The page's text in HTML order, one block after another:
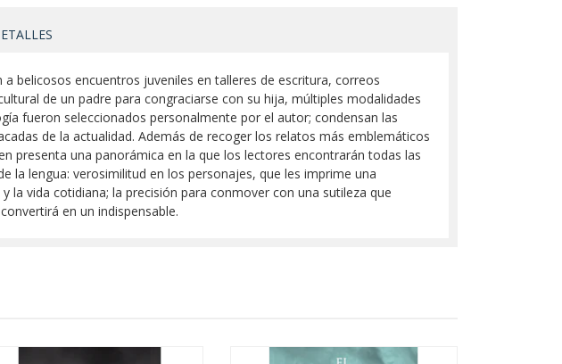
belicosos encuentros juveniles en talleres de escritura, correos
de un padre para congraciarse con su hija, múltiples modalidades
fueron seleccionados personalmente por el autor; condensan las
de la actualidad. Además de recoger los relatos más emblemáticos
presenta una panorámica en la que los lectores encontrarán todas las
la lengua: verosimilitud en los personajes, que les imprime una
vida cotidiana; la precisión para conmover con una sutileza que
en un indispensable.